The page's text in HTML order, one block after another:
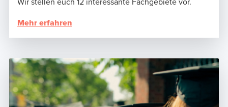
Wir stellen euch 12 interessante Fachgebiete vor.
Mehr erfahren